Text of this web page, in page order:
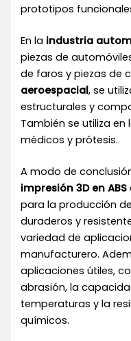
prototipos
En la industria
piezas de
de faros y piezas de
aeroespacial, se
estructurales y
También se utiliza
médicos y prótesis.
A modo de
impresión 3D en ABS
para la producción
duraderos y
variedad de
manufacturero.
aplicaciones útiles,
abrasión, la
temperaturas y la
químicos.